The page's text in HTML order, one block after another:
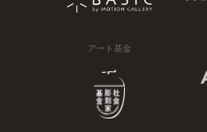
アート基金